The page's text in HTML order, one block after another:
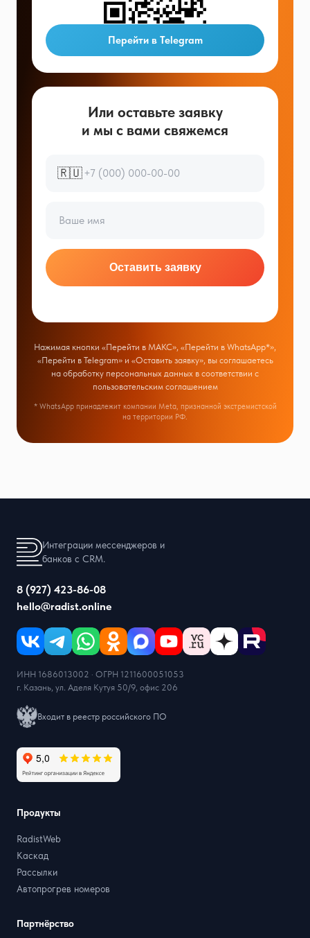
Перейти в Telegram
Или оставьте заявку
и мы с вами свяжемся
🇷🇺
Оставить заявку
Нажимая кнопки «Перейти в МАКС», «Перейти в WhatsApp*»,
«Перейти в Telegram» и «Оставить заявку», вы соглашаетесь
на обработку персональных данных в соответствии с
пользовательским соглашением
* WhatsApp принадлежит компании Meta, признанной экстремистской
на территории РФ.
Интеграции мессенджеров и
банков с CRM.
8 (927) 423-86-08
hello@radist.online
ИНН 1686013002 · ОГРН 1211600051053
г. Казань, ул. Аделя Кутуя 50/9, офис 206
Входит в реестр российского ПО
Продукты
RadistWeb
Каскад
Рассылки
Автопрогрев номеров
Партнёрство